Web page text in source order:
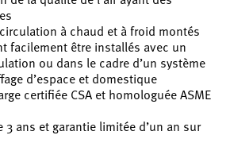
à chaud et à froid montés
facilement être installés avec un
ou dans le cadre d’un système
d’espace et domestique
certifiée CSA et homologuée ASME
3 ans et garantie limitée d’un an sur